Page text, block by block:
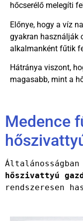
hőcserélő melegíti
Előnye, hogy a víz
gyakran használják
alkalmanként fűtik
Hátránya viszont,
magasabb, mint a
Medence
hőszivattyú
rendszeresen